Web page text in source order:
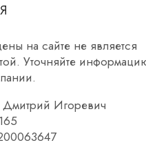
на сайте не является
Уточняйте
Игоревич